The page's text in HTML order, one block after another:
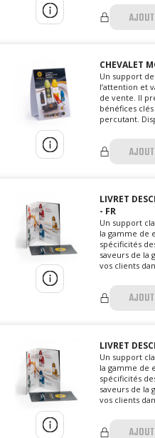
CHEVALET
Un support
l’attention et
de vente. Il
bénéfices
percutant.
LIVRET
- FR
Un support
la gamme de
spécificités
saveurs de la
vos clients
LIVRET
Un support
la gamme de
spécificités
saveurs de la
vos clients